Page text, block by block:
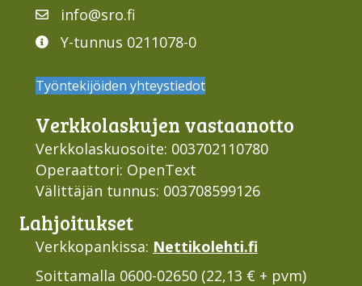
info@sro.fi
Y-tunnus 0211078-0
Työntekijöiden yhteystiedot
Verkko­laskujen vastaan­otto
Verkkolaskuosoite: 003702110780
Operaattori: OpenText
Välittäjän tunnus: 003708599126
Lahjoi­tukset
Verkkopankissa: Nettikolehti.fi
Soittamalla 0600-02650 (22,13 € + pvm)